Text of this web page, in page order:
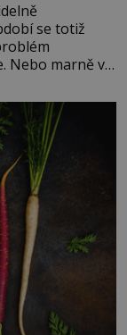
se totiž
Nebo marně v
paměť